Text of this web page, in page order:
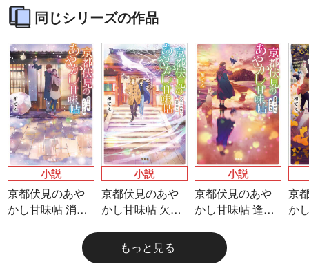
ラノベ
魔法少女育成計
画
2026年秋、TVアニメ
『魔法少女育成計画
restart』放送決定！
マンガ
愛蔵版 花ぶらん
こゆれて
太刀掛秀子の名作が
紙で復刊！
マンガ
【試し読み】異
世界でも鍵屋さ
ん
異世界お仕事ファン
タジー、最終第10巻
好評発売中！
ヒ
（
上
売中
同じシリーズの作品
小説
京都伏見のあや
かし甘味帖 消え
小説
京都伏見のあや
かし甘味帖 欠け
小説
京都伏見のあや
かし甘味帖 逢魔
京
か
もっと見る